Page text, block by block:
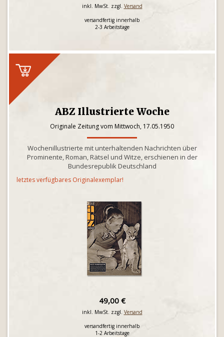
inkl. MwSt. zzgl. Versand
versandfertig innerhalb
2-3 Arbeitstage
ABZ Illustrierte Woche
Originale Zeitung vom Mittwoch, 17.05.1950
Wochenillustrierte mit unterhaltenden Nachrichten über
Prominente, Roman, Rätsel und Witze, erschienen in der
Bundesrepublik Deutschland
letztes verfügbares Originalexemplar!
49,00 €
inkl. MwSt. zzgl. Versand
versandfertig innerhalb
1-2 Arbeitstage